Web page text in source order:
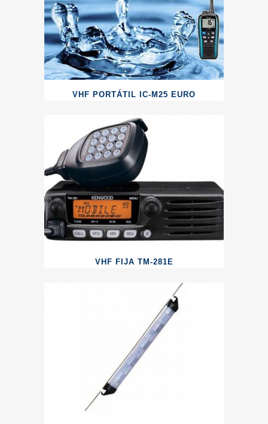
VHF PORTÁTIL IC-M25 EURO
VHF FIJA TM-281E